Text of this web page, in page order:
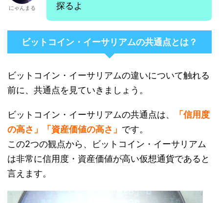
にゃんまる
探るよ
ビットコイン・イーサリアムの共通点とは？
ビットコイン・イーサリアムの違いについて触れる
前に、共通点を見ていきましょう。
ビットコイン・イーサリアムの共通点は、
「信用度
の高さ」「資産価値の高さ」 です。
この2つの観点から、ビットコイン・イーサリアム
は非常に信用度・資産価値が高い仮想通貨であると
言えます。